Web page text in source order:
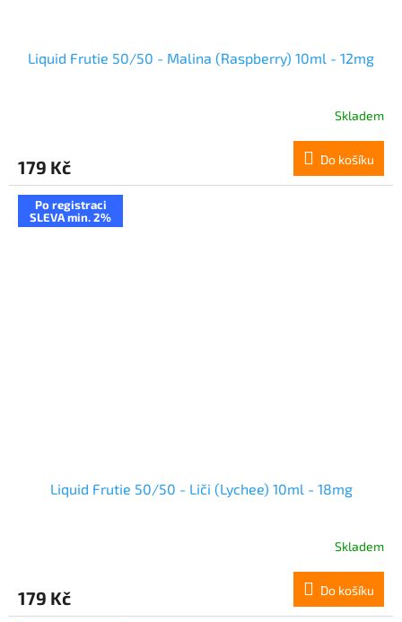
Liquid Frutie 50/50 - Malina (Raspberry) 10ml - 12mg
Skladem
179 Kč Do košíku
Po registraci
SLEVA min. 2%
Liquid Frutie 50/50 - Liči (Lychee) 10ml - 18mg
Skladem
179 Kč Do košíku